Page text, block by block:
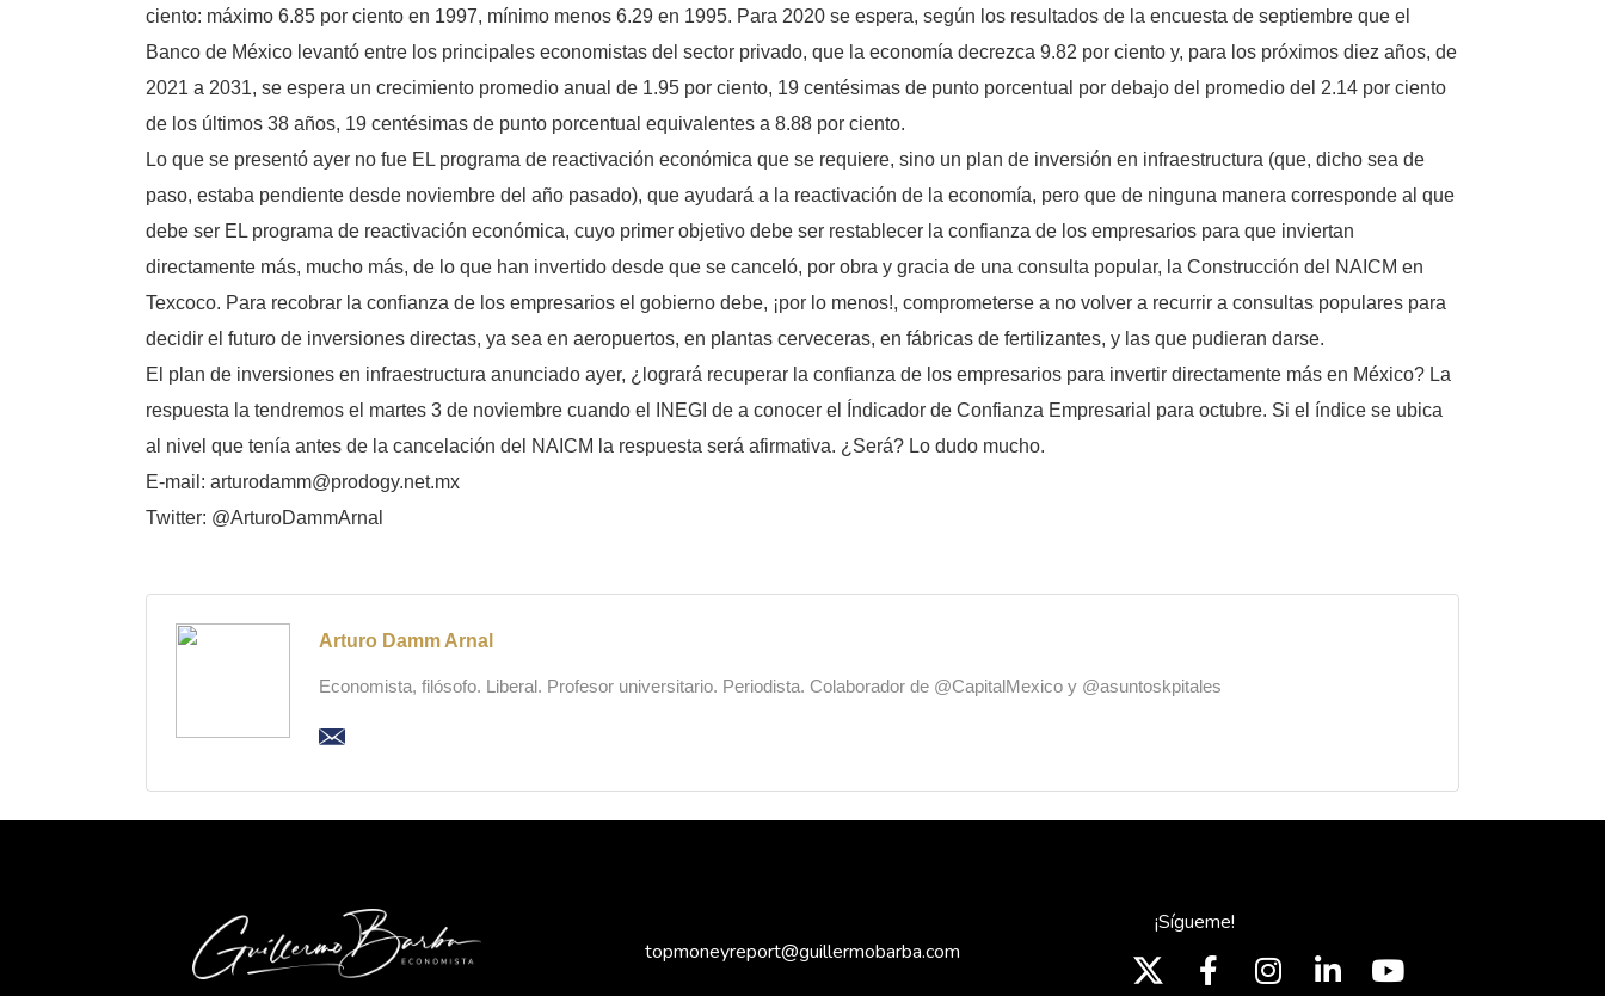
ciento: máximo 6.85 por ciento en 1997, mínimo menos 6.29 en 1995. Para 2020 se espera, según los resultados de la encuesta de septiembre que el
Banco de México levantó entre los principales economistas del sector privado, que la economía decrezca 9.82 por ciento y, para los próximos diez años, de
2021 a 2031, se espera un crecimiento promedio anual de 1.95 por ciento, 19 centésimas de punto porcentual por debajo del promedio del 2.14 por ciento
de los últimos 38 años, 19 centésimas de punto porcentual equivalentes a 8.88 por ciento.
Lo que se presentó ayer no fue EL programa de reactivación económica que se requiere, sino un plan de inversión en infraestructura (que, dicho sea de
paso, estaba pendiente desde noviembre del año pasado), que ayudará a la reactivación de la economía, pero que de ninguna manera corresponde al que
debe ser EL programa de reactivación económica, cuyo primer objetivo debe ser restablecer la confianza de los empresarios para que inviertan
directamente más, mucho más, de lo que han invertido desde que se canceló, por obra y gracia de una consulta popular, la Construcción del NAICM en
Texcoco. Para recobrar la confianza de los empresarios el gobierno debe, ¡por lo menos!, comprometerse a no volver a recurrir a consultas populares para
decidir el futuro de inversiones directas, ya sea en aeropuertos, en plantas cerveceras, en fábricas de fertilizantes, y las que pudieran darse.
El plan de inversiones en infraestructura anunciado ayer, ¿logrará recuperar la confianza de los empresarios para invertir directamente más en México? La
respuesta la tendremos el martes 3 de noviembre cuando el INEGI de a conocer el Índicador de Confianza Empresarial para octubre. Si el índice se ubica
al nivel que tenía antes de la cancelación del NAICM la respuesta será afirmativa. ¿Será? Lo dudo mucho.
E-mail: arturodamm@prodogy.net.mx
Twitter: @ArturoDammArnal
Arturo Damm Arnal
Economista, filósofo. Liberal. Profesor universitario. Periodista. Colaborador de @CapitalMexico y @asuntoskpitales
topmoneyreport@guillermobarba.com
¡Sígueme!